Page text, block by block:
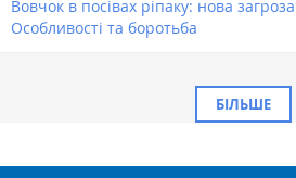
Вовчок в посівах ріпаку: нова
Особливості та боротьба
БІЛЬШЕ